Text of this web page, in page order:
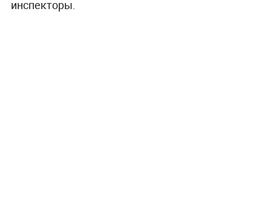
инспекторы.